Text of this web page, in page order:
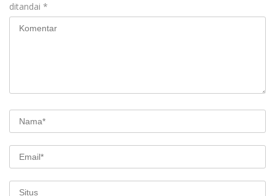
ditandai *